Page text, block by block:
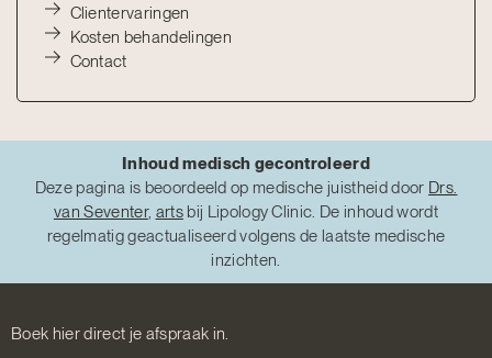
Clientervaringen
Kosten behandelingen
Contact
Inhoud medisch gecontroleerd
Deze pagina is beoordeeld op medische juistheid door Drs.
van Seventer, artsbij Lipology Clinic. De inhoud wordt
regelmatig geactualiseerd volgens de laatste medische
inzichten.
Boek hier direct je afspraak in.